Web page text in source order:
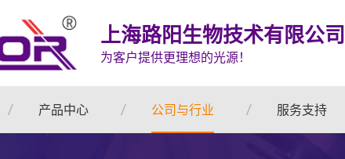
上海路阳生物技术有限公司
为客户提供更理想的光源！
产品中心 公司与行业 服务支持